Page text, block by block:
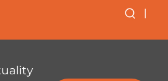
|